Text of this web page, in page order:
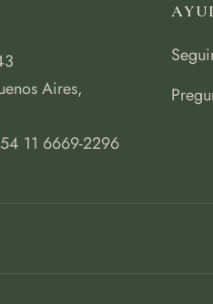
Aires,
11 6669-2296